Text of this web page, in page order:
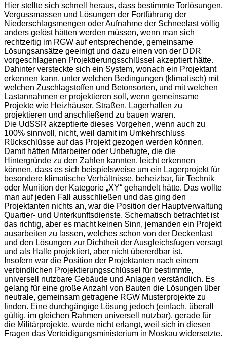
Hier stellte sich schnell heraus, dass bestimmte Torlösungen,
Vergussmassen und Lösungen der Fortführung der
Niederschlagsmengen oder Aufnahme der Schneelast völlig
anders gelöst hätten werden müssen, wenn man sich
rechtzeitig im RGW auf entsprechende, gemeinsame
Lösungsansätze geeinigt und dazu einen von der DDR
vorgeschlagenen Projektierungsschlüssel akzeptiert hätte.
Dahinter versteckte sich ein System, wonach ein Projektant
erkennen kann, unter welchen Bedingungen (klimatisch) mit
welchen Zuschlagstoffen und Betonsorten, und mit welchen
Lastannahmen er projektieren soll, wenn gemeinsame
Projekte wie Heizhäuser, Straßen, Lagerhallen zu
projektieren und anschließend zu bauen waren.
Die UdSSR akzeptierte dieses Vorgehen, wenn auch zu
100% sinnvoll, nicht, weil damit im Umkehrschluss
Rückschlüsse auf das Projekt gezogen werden können.
Damit hätten Mitarbeiter oder Unbefugte, die die
Hintergründe zu den Zahlen kannten, leicht erkennen
können, dass es sich beispielsweise um ein Lagerprojekt für
besondere klimatische Verhältnisse, beheizbar, für Technik
oder Munition der Kategorie „XY“ gehandelt hätte. Das wollte
man auf jeden Fall ausschließen und das ging den
Projektanten nichts an, war die Position der Hauptverwaltung
Quartier- und Unterkunftsdienste. Schematisch betrachtet ist
das richtig, aber es macht keinen Sinn, jemanden ein Projekt
ausarbeiten zu lassen, welches schon von der Deckenlast
und den Lösungen zur Dichtheit der Ausgleichsfugen versagt
und als Halle projektiert, aber nicht übererdbar ist.
Insofern war die Position der Projektanten nach einem
verbindlichen Projektierungsschlüssel für bestimmte,
universell nutzbare Gebäude und Anlagen verständlich. Es
gelang für eine große Anzahl von Bauten die Lösungen über
neutrale, gemeinsam getragene RGW Musterprojekte zu
finden. Eine durchgängige Lösung jedoch (einfach, überall
gültig, im gleichen Rahmen universell nutzbar), gerade für
die Militärprojekte, wurde nicht erlangt, weil sich in diesen
Fragen das Verteidigungsministerium in Moskau widersetzte.